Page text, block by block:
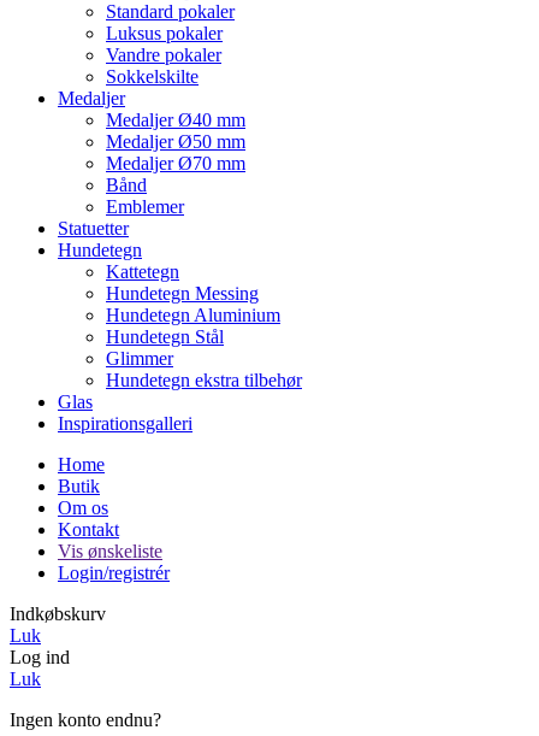
Standard pokaler
Luksus pokaler
Vandre pokaler
Sokkelskilte
Medaljer
Medaljer Ø40 mm
Medaljer Ø50 mm
Medaljer Ø70 mm
Bånd
Emblemer
Statuetter
Hundetegn
Kattetegn
Hundetegn Messing
Hundetegn Aluminium
Hundetegn Stål
Glimmer
Hundetegn ekstra tilbehør
Glas
Inspirationsgalleri
Home
Butik
Om os
Kontakt
Vis ønskeliste
Login/registrér
Indkøbskurv
Luk
Log ind
Luk
Ingen konto endnu?